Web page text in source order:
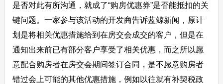
是否对此有所沟通，就成了“购房优惠券”是否能抵扣的关
键问题。一家参与该活动的开发商告诉蓝鲸新闻，原计
划是将相关优惠措施给到在房交会成交的客户，但是在
通知出来前已有部分客户享受了相关优惠，而之所以愿
意配合购房者在房交会期间签订合同，是不愿意购房者
错过会上可能的其他优惠措施，例如以往就有补契税政